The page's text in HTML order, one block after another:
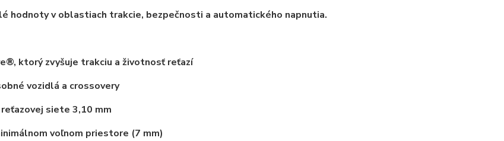
hodnoty v oblastiach trakcie, bezpečnosti a automatického napnutia.
ktorý zvyšuje trakciu a životnosť reťazí
vozidlá a crossovery
siete 3,10 mm
voľnom priestore (7 mm)